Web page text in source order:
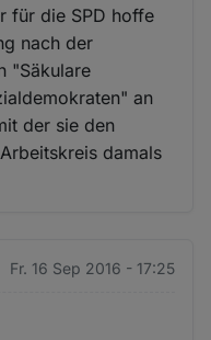
für die SPD hoffe
nach der
"Säkulare
an
der sie den
damals
Fr. 16 Sep 2016 - 17:25